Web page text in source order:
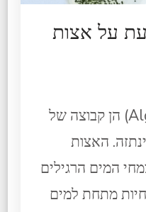
על אצות
אצות (Algae; ביחיד: Alga) הן קבוצה של
האצות
המים הרגילים
חיות מתחת למים